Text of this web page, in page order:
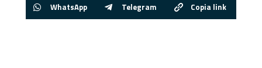
WhatsApp Telegram Copia link